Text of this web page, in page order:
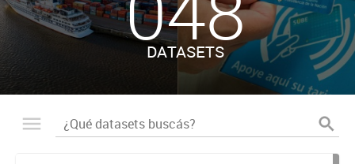
DATASETS